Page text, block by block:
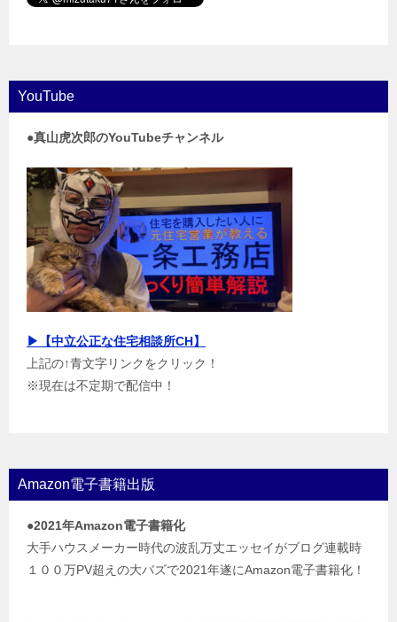
YouTube
●真山虎次郎のYouTubeチャンネル
▶【中立公正な住宅相談所CH】
上記の↑青文字リンクをクリック！
※現在は不定期で配信中！
Amazon電子書籍出版
●2021年Amazon電子書籍化
大手ハウスメーカー時代の波乱万丈エッセイがブログ連載時
１００万PV超えの大バズで2021年遂にAmazon電子書籍化！